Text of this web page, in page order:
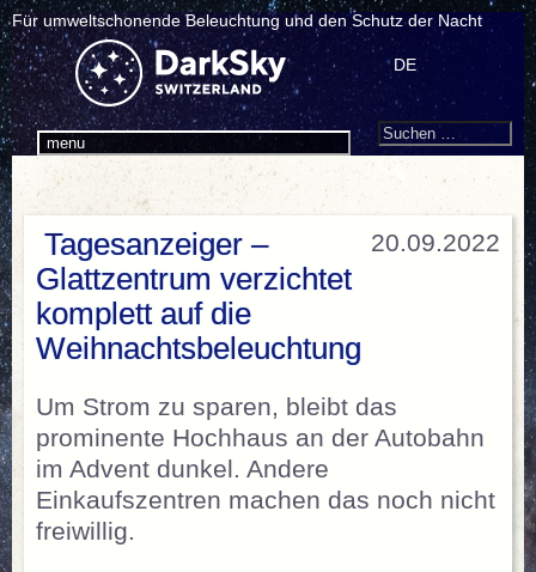
Für umweltschonende Beleuchtung und den Schutz der Nacht
menu
DE
Search
Suchen
20.09.2022
Tagesanzeiger –
Glattzentrum verzichtet
komplett auf die
Weihnachtsbeleuchtung
Um Strom zu sparen, bleibt das
prominente Hochhaus an der Autobahn
im Advent dunkel. Andere
Einkaufszentren machen das noch nicht
freiwillig.